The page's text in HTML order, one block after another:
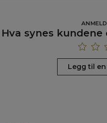
Hva synes
Legg til